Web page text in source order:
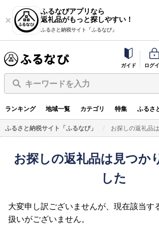
ふるなびアプリなら
返礼品がもっと探しやすい！
ふるさと納税サイト「ふるなび」
ガイド ログ
キーワードを入力
ランキング 地域一覧 カテゴリ 特集 ふるさ
ふるさと納税サイト「ふるなび」 お探しの返礼品
お探しの返礼品は見つか
した
大変申し訳ございませんが、現在該当す
扱いがございません。